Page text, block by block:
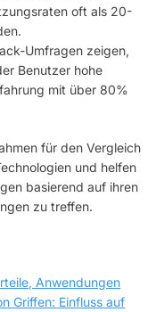
oft als 20-
Umfragen zeigen,
Benutzer hohe
mit über 80%
für den Vergleich
und helfen
basierend auf ihren
zu treffen.
Anwendungen
Griffen: Einfluss auf